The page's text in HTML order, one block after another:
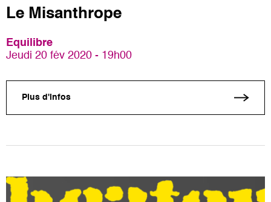
Le Misanthrope
Equilibre
Jeudi 20 fév 2020 - 19h00
Plus d'infos